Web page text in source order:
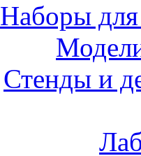
Наборы для
Стенды и